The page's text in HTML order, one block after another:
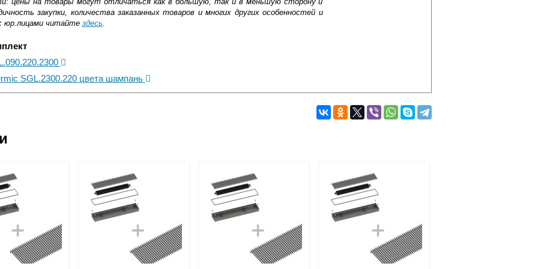
закупки, количества заказанных товаров и многих других особенностей и
юр.лицами читайте здесь
SGL.2300.220 цвета шампань
области
до подъезда
Web-money, Qiwi-кошельки и другие).
НДС)
Подробнее об оплате